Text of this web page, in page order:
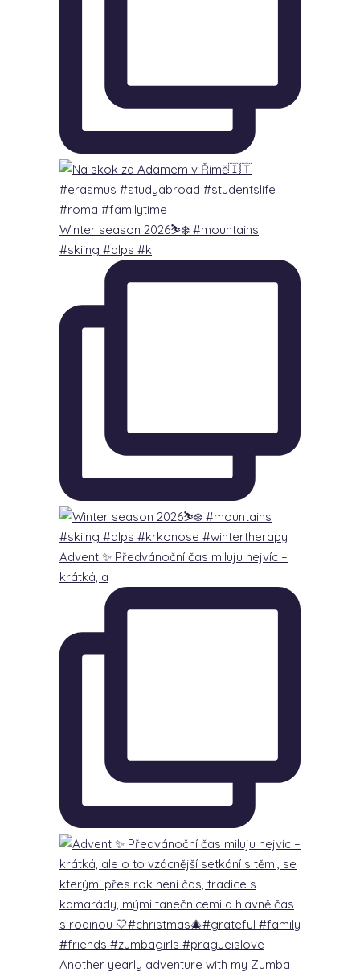
Winter season 2026⛷️❄️ #mountains
#skiing #alps #k
Advent ✨ Předvánoční čas miluju nejvíc –
krátká, a
Another yearly adventure with my Zumba